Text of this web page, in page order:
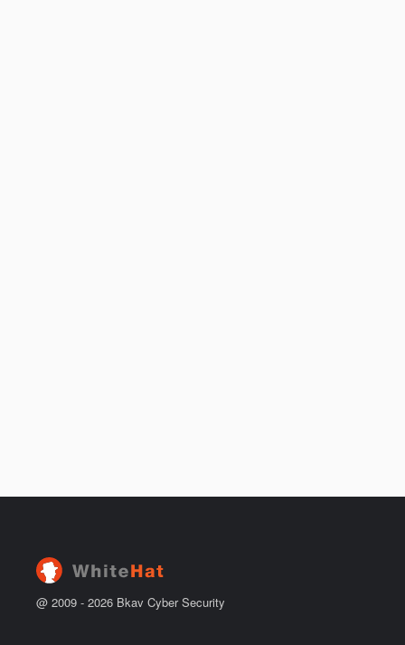
@ 2009 - 2026 Bkav Cyber Security